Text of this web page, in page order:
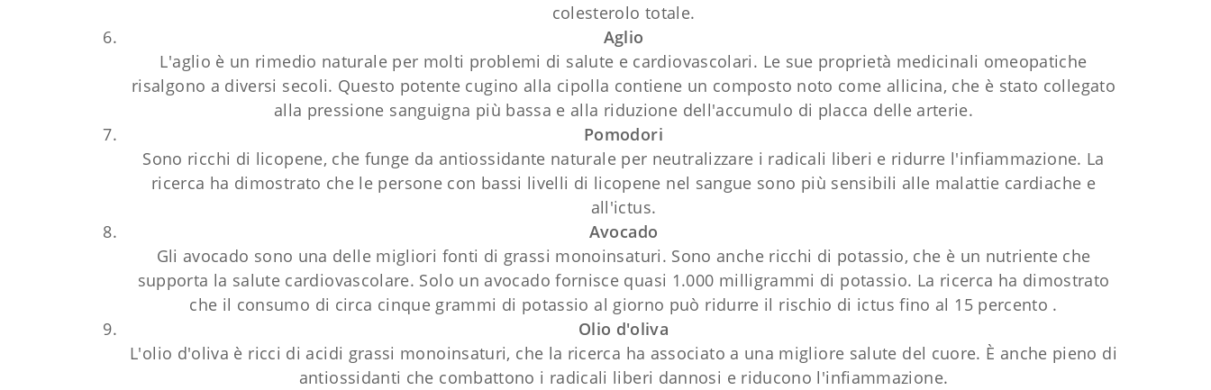
colesterolo totale.
Aglio
L'aglio è un rimedio naturale per molti problemi di salute e cardiovascolari. Le sue proprietà medicinali omeopatiche
risalgono a diversi secoli. Questo potente cugino alla cipolla contiene un composto noto come allicina, che è stato collegato
alla pressione sanguigna più bassa e alla riduzione dell'accumulo di placca delle arterie.
Pomodori
Sono ricchi di licopene, che funge da antiossidante naturale per neutralizzare i radicali liberi e ridurre l'infiammazione. La
ricerca ha dimostrato che le persone con bassi livelli di licopene nel sangue sono più sensibili alle malattie cardiache e
all'ictus.
Avocado
Gli avocado sono una delle migliori fonti di grassi monoinsaturi. Sono anche ricchi di potassio, che è un nutriente che
supporta la salute cardiovascolare. Solo un avocado fornisce quasi 1.000 milligrammi di potassio. La ricerca ha dimostrato
che il consumo di circa cinque grammi di potassio al giorno può ridurre il rischio di ictus fino al 15 percento .
Olio d'oliva
L'olio d'oliva è ricci di acidi grassi monoinsaturi, che la ricerca ha associato a una migliore salute del cuore. È anche pieno di
antiossidanti che combattono i radicali liberi dannosi e riducono l'infiammazione.